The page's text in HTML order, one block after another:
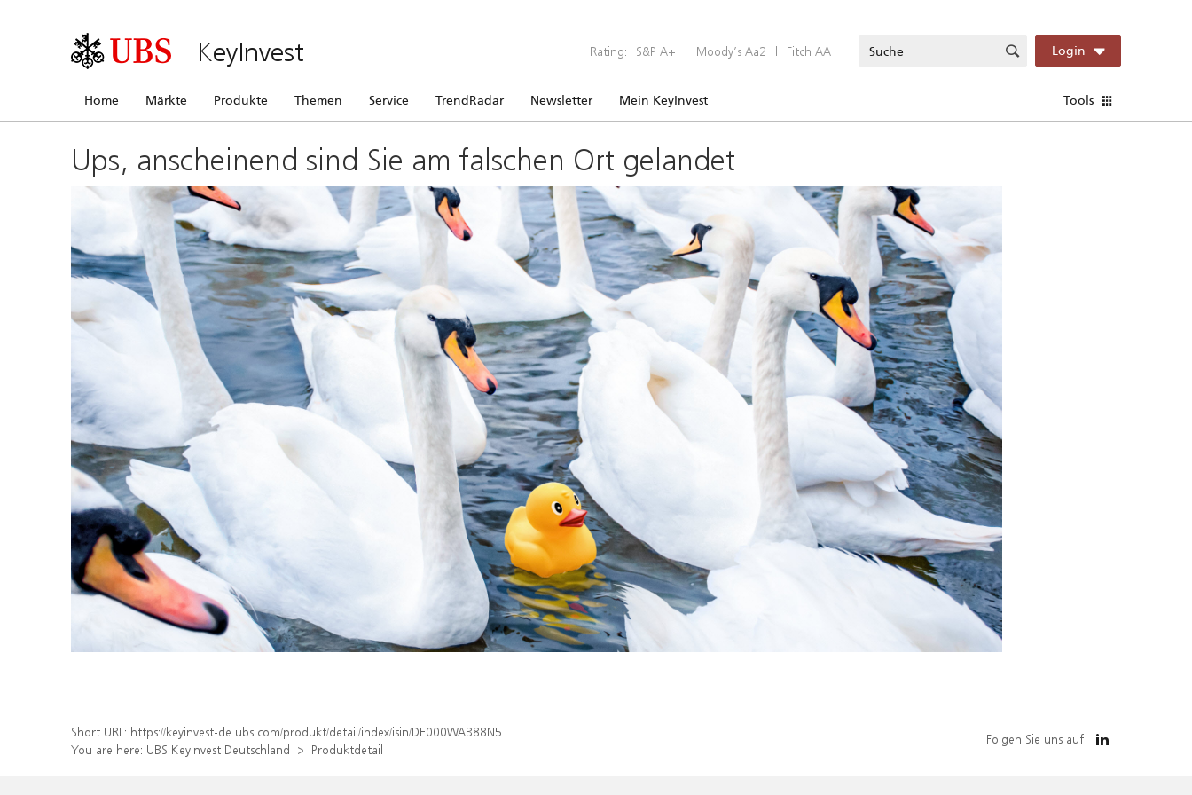
KeyInvest Rating: S&P A+ | Moody’s Aa2 | Fitch AA Login
Home Märkte Produkte Themen Service TrendRadar Newsletter Mein KeyInvest Tools
Ups, anscheinend sind Sie am falschen Ort gelandet
Short URL: https://keyinvest-de.ubs.com/produkt/detail/index/isin/DE000WA388N5
You are here: UBS KeyInvest Deutschland Produktdetail
Folgen Sie uns auf